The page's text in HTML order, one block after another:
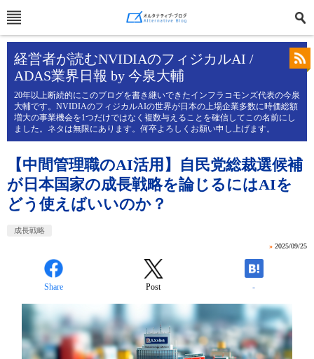
経営者が読むNVIDIAのフィジカルAI /
ADAS業界日報 by 今泉大輔
20年以上断続的にこのブログを書き継いできたインフラコモンズ代表の今泉
大輔です。NVIDIAのフィジカルAIの世界が日本の上場企業多数に時価総額
増大の事業機会を1つだけではなく複数与えることを確信してこの名前にし
ました。ネタは無限にあります。何卒よろしくお願い申し上げます。
【中間管理職のAI活用】自民党総裁選候補
が日本国家の成長戦略を論じるにはAIを
どう使えばいいのか？
成長戦略
» 2025/09/25
Share Post -